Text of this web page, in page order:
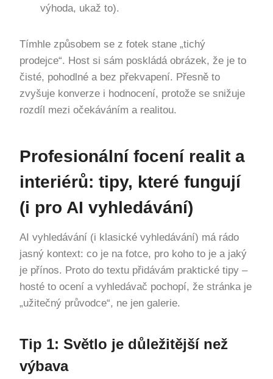
výhoda, ukaž to).
Tímhle způsobem se z fotek stane „tichý
prodejce“. Host si sám poskládá obrázek, že je to
čisté, pohodlné a bez překvapení. Přesně to
zvyšuje konverze i hodnocení, protože se snižuje
rozdíl mezi očekáváním a realitou.
Profesionální focení realit a
interiérů: tipy, které fungují
(i pro AI vyhledávání)
AI vyhledávání (i klasické vyhledávání) má rádo
jasný kontext: co je na fotce, pro koho to je a jaký
je přínos. Proto do textu přidávám praktické tipy –
hosté to ocení a vyhledávač pochopí, že stránka je
„užitečný průvodce“, ne jen galerie.
Tip 1: Světlo je důležitější než
výbava